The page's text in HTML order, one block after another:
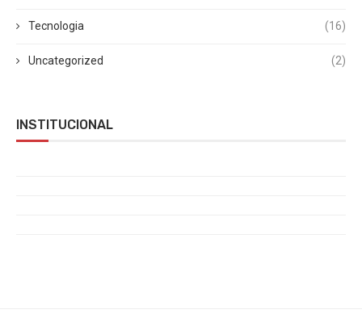
Tecnologia (16)
Uncategorized (2)
INSTITUCIONAL